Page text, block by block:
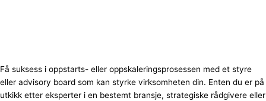
Få suksess i oppstarts- eller oppskaleringsprosessen med et styre
eller advisory board som kan styrke virksomheten din. Enten du er på
utkikk etter eksperter i en bestemt bransje, strategiske rådgivere eller